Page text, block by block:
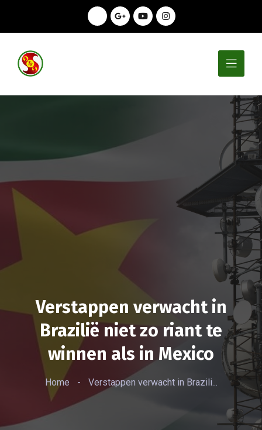
Verstappen verwacht in
Brazilië niet zo riant te
winnen als in Mexico
Home - Verstappen verwacht in Brazili...